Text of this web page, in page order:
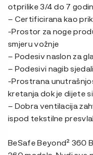
otprilike 3/4 do 7
– Certificirana kao
-Prostor za noge
smjeru vožnje
– Podesiv naslon za
– Podesivi nagib
-Prostrana
kretanja dok je dijete
– Dobra ventilacija
ispod tekstilne
BeSafe Beyond² 360